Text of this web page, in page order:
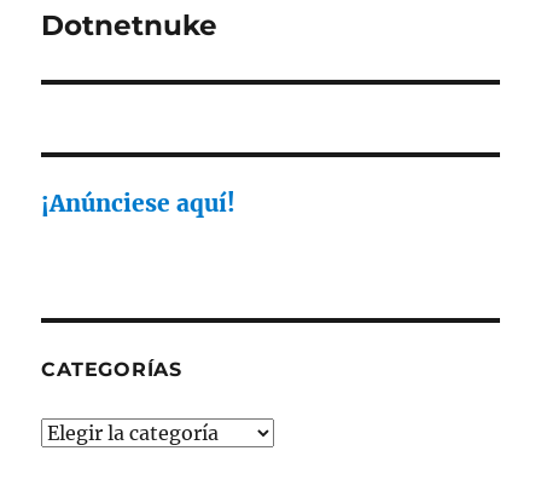
Entrada
Dotnetnuke
¡Anúnciese aquí!
CATEGORÍAS
Categorías